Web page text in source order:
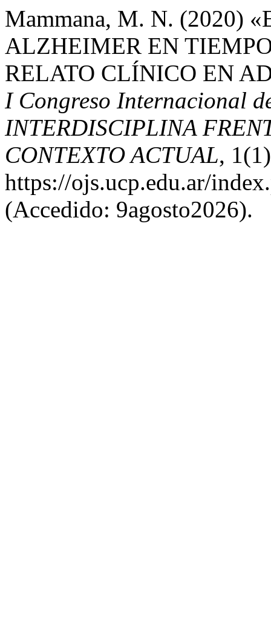
Mammana, M. N. (2020)
ALZHEIMER EN
RELATO CLÍNICO EN
I Congreso Internacional
INTERDISCIPLINA
CONTEXTO ACTUAL,
https://ojs.ucp.edu.ar/
(Accedido: 9agosto2026).